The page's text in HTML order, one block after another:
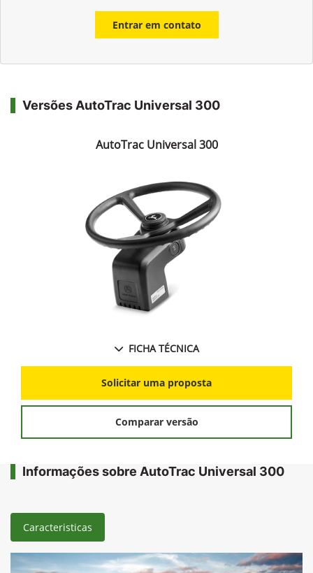
Entrar em contato
Versões AutoTrac Universal 300
AutoTrac Universal 300
FICHA TÉCNICA
Solicitar uma proposta
Comparar versão
Informações sobre AutoTrac Universal 300
Caracteristicas